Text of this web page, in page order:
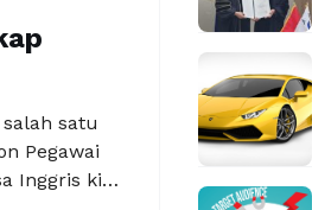
satu
Pegawai
Inggris kini